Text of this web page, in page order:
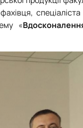
Бази практичного
про
«